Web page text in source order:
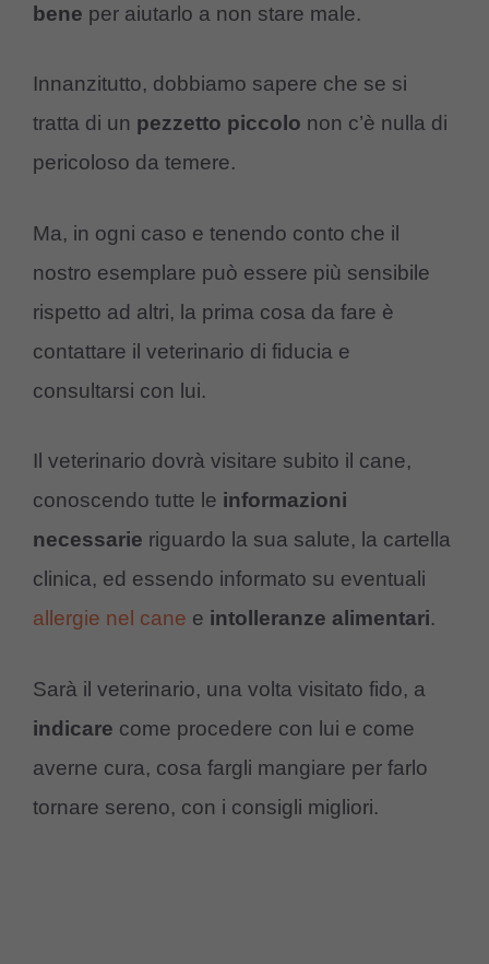
bene per aiutarlo a non stare male.
Innanzitutto, dobbiamo sapere che se si
tratta di un pezzetto piccolo non c’è nulla di
pericoloso da temere.
Ma, in ogni caso e tenendo conto che il
nostro esemplare può essere più sensibile
rispetto ad altri, la prima cosa da fare è
contattare il veterinario di fiducia e
consultarsi con lui.
Il veterinario dovrà visitare subito il cane,
conoscendo tutte le informazioni
necessarie riguardo la sua salute, la cartella
clinica, ed essendo informato su eventuali
allergie nel cane e intolleranze alimentari.
Sarà il veterinario, una volta visitato fido, a
indicare come procedere con lui e come
averne cura, cosa fargli mangiare per farlo
tornare sereno, con i consigli migliori.